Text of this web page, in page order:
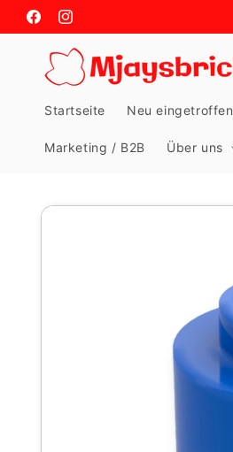
naar de
content
FacebookInstagram
Startseite Neu eingetroffen
Marketing / B2B Über uns
Ga direct naar